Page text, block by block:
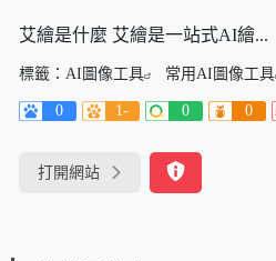
艾繪是什麼 艾繪是一站式AI繪...
標籤： AI圖像工具 常用AI圖像工具
0 1- 0 0
打開網站